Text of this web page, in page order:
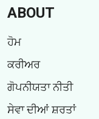
ABOUT
ਹੋਮ
ਕਰੀਅਰ
ਗੋਪਨੀਯਤਾ ਨੀਤੀ
ਸੇਵਾ ਦੀਆਂ ਸ਼ਰਤਾਂ